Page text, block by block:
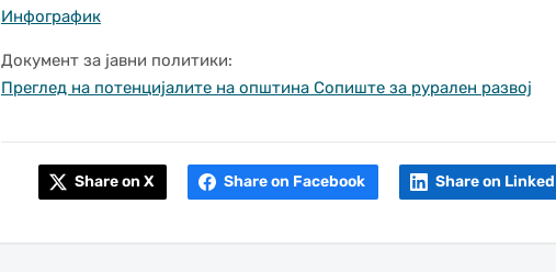
Инфографик
Документ за јавни политики:
Преглед на потенцијалите на општина Сопиште за рурален развој
Share on X Share on Facebook Share on